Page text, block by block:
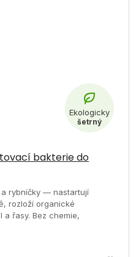
bakterie do
rybníčky — nastartují
rozloží organické
a řasy. Bez chemie,